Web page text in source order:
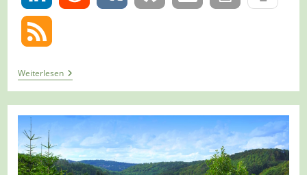
WeiterlesenTour
1338
–
Wetter
–
3
Dörfer
Weg
–
Runde